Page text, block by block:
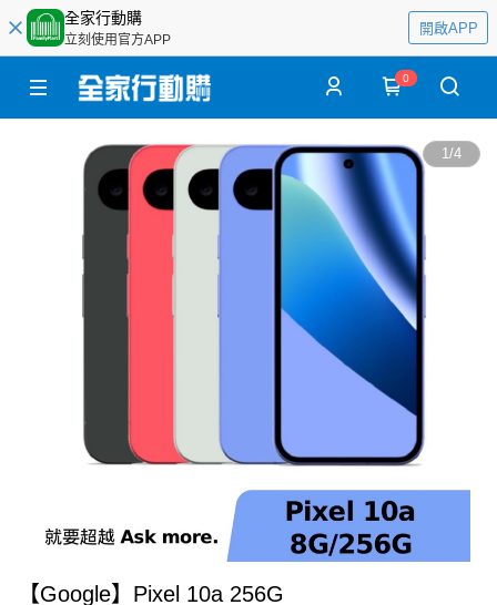
全家行動購
立刻使用官方APP
開啟APP
0
1/4
【Google】Pixel 10a 256G